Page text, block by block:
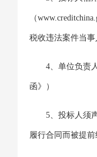
（
税收违法案件当事
4、单位负责
函》）
5、投标人须
履行合同而被提